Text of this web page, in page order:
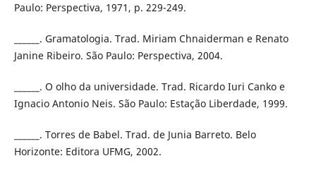
Paulo: Perspectiva, 1971, p. 229-249.
______. Gramatologia. Trad. Miriam Chnaiderman e Renato
Janine Ribeiro. São Paulo: Perspectiva, 2004.
______. O olho da universidade. Trad. Ricardo Iuri Canko e
Ignacio Antonio Neis. São Paulo: Estação Liberdade, 1999.
______. Torres de Babel. Trad. de Junia Barreto. Belo
Horizonte: Editora UFMG, 2002.